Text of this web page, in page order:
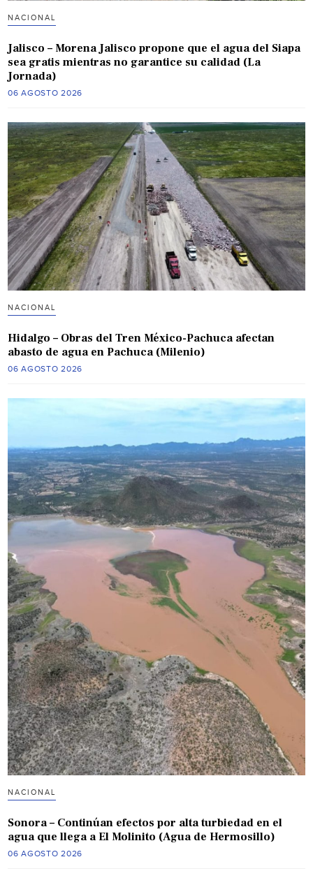
NACIONAL
Jalisco – Morena Jalisco propone que el agua del Siapa
sea gratis mientras no garantice su calidad (La
Jornada)
06 AGOSTO 2026
NACIONAL
Hidalgo – Obras del Tren México-Pachuca afectan
abasto de agua en Pachuca (Milenio)
06 AGOSTO 2026
NACIONAL
Sonora – Continúan efectos por alta turbiedad en el
agua que llega a El Molinito (Agua de Hermosillo)
06 AGOSTO 2026